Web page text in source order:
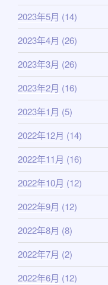
2023年5月 (14)
2023年4月 (26)
2023年3月 (26)
2023年2月 (16)
2023年1月 (5)
2022年12月 (14)
2022年11月 (16)
2022年10月 (12)
2022年9月 (12)
2022年8月 (8)
2022年7月 (2)
2022年6月 (12)